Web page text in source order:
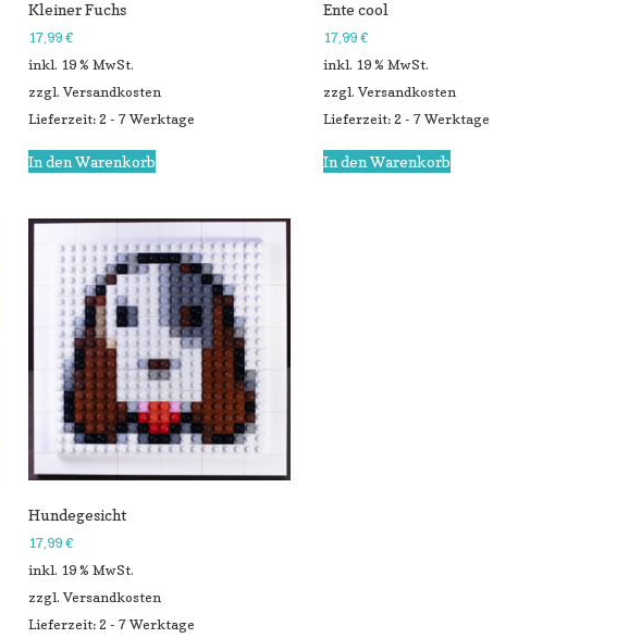
Kleiner Fuchs
17,99 €
inkl. 19 % MwSt.
zzgl. Versandkosten
Lieferzeit: 2 - 7 Werktage
In den Warenkorb
Ente cool
17,99€
inkl. 19 % MwSt.
zzgl.Versandkosten
Lieferzeit: 2 - 7 Werktage
In den Warenkorb
Hundegesicht
17,99 €
inkl. 19 % MwSt.
zzgl. Versandkosten
Lieferzeit: 2 - 7 Werktage